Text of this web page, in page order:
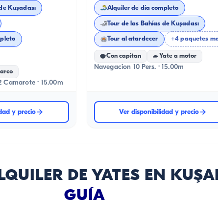
Kuşadası
Camarote · 15.00m
y precio
Alquiler de día completo
Tour de las Bahías de Kuşadası
Tour al atardecer +4 paquetes
Con capitan Yate a motor
Navegacion 10 Pers. · 15.00m
Ver disponibilidad y precio
DE YATES EN
GUÍA